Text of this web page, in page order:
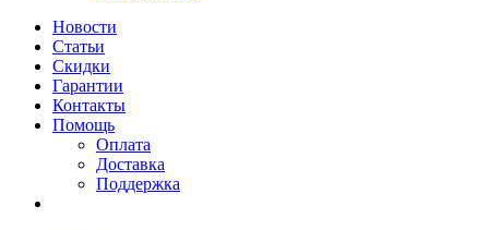
Новости
Статьи
Скидки
Гарантии
Контакты
Помощь
Оплата
Доставка
Поддержка